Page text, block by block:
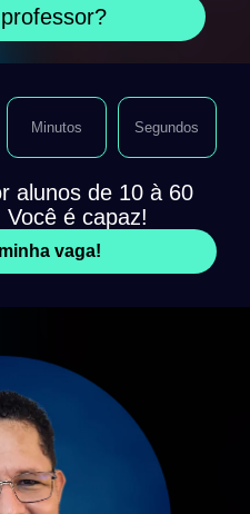
alunos de 10 à 60
é capaz!
vaga!
Minutos Segundos